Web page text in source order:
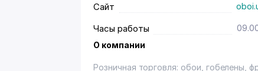
Сайт
Часы работы
О компании
Розничная торговля: обои, гобелены,